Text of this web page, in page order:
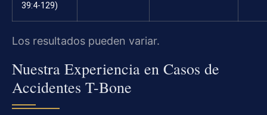
39:4-129)
Los resultados pueden variar.
Nuestra Experiencia en Casos de
Accidentes T-Bone